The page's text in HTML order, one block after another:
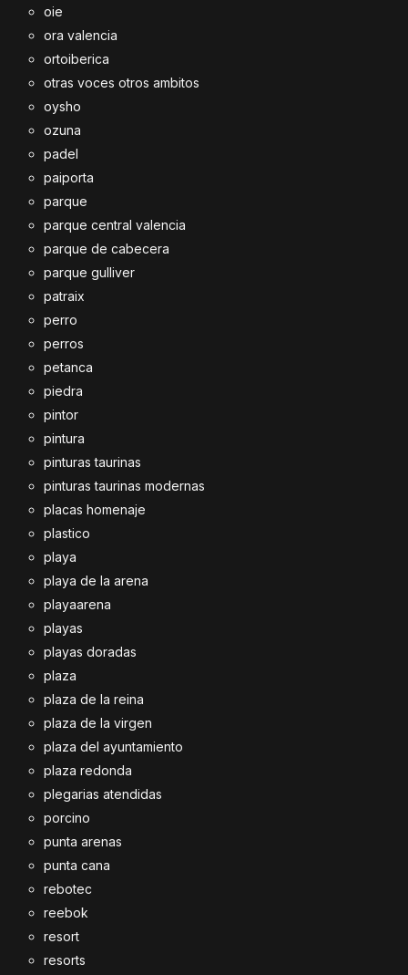
oie
ora valencia
ortoiberica
otras voces otros ambitos
oysho
ozuna
padel
paiporta
parque
parque central valencia
parque de cabecera
parque gulliver
patraix
perro
perros
petanca
piedra
pintor
pintura
pinturas taurinas
pinturas taurinas modernas
placas homenaje
plastico
playa
playa de la arena
playaarena
playas
playas doradas
plaza
plaza de la reina
plaza de la virgen
plaza del ayuntamiento
plaza redonda
plegarias atendidas
porcino
punta arenas
punta cana
rebotec
reebok
resort
resorts